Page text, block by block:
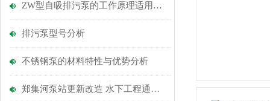
ZW型自吸排污泵的工作原理适用范围
排污泵型号分析
不锈钢泵的材料特性与优势分析
郑集河泵站更新改造 水下工程通过验收